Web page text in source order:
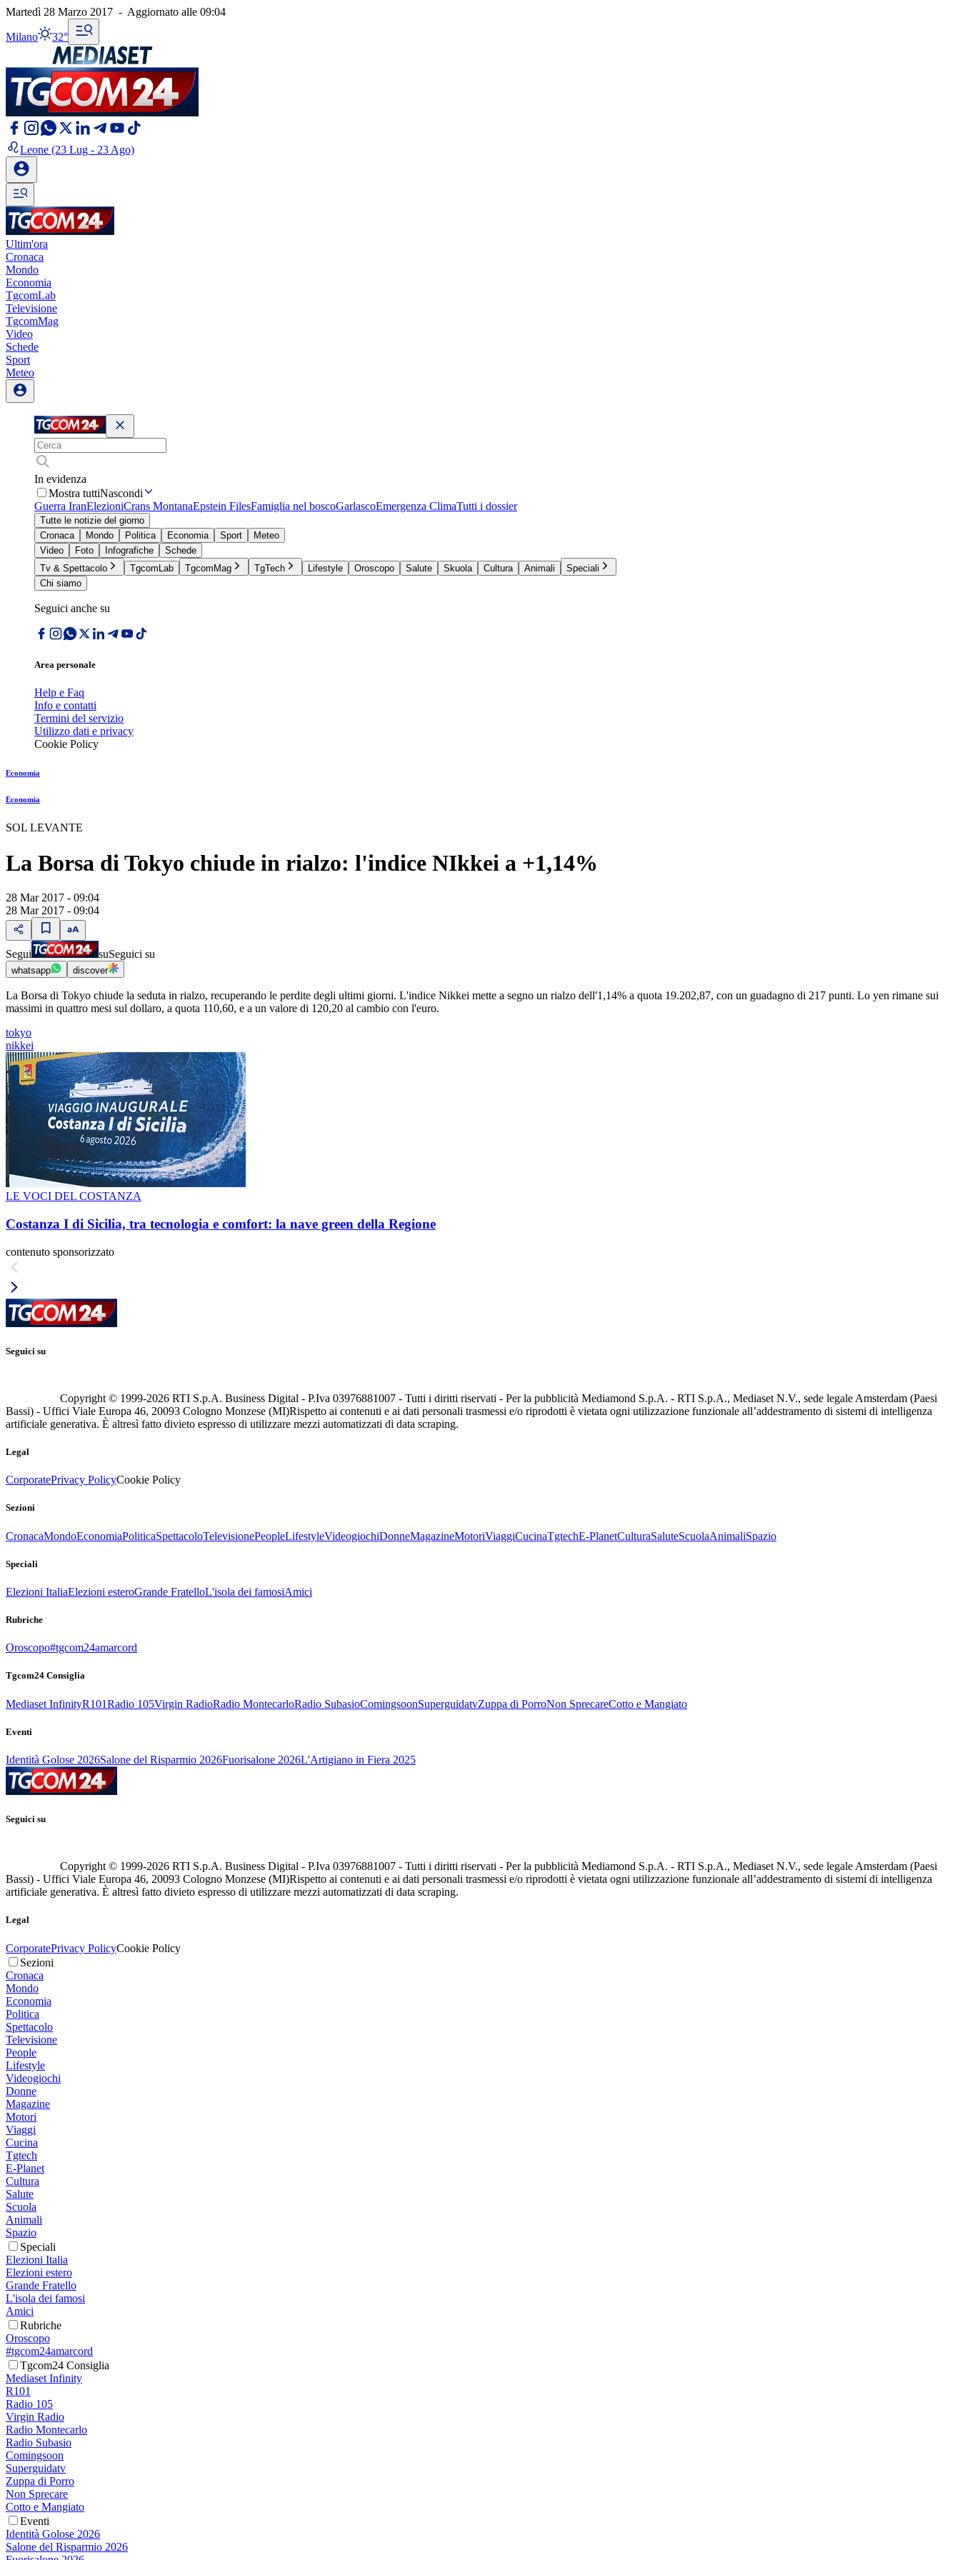
Martedì 28 Marzo 2017 - Aggiornato alle 09:04
Milano 32°
Leone (23 Lug - 23 Ago)
Ultim'ora
Cronaca
Mondo
Economia
TgcomLab
Televisione
TgcomMag
Video
Schede
Sport
Meteo
In evidenza
Mostra tuttiNascondi
Guerra IranElezioniCrans MontanaEpstein FilesFamiglia nel boscoGarlascoEmergenza ClimaTutti i dossier
Tutte le notizie del giorno
Cronaca
Mondo Politica Economia Sport
Meteo
Video
Foto Infografiche
Schede
Tv & Spettacolo
TgcomLab TgcomMag TgTech Lifestyle Oroscopo Salute Skuola Cultura Animali
Speciali
Chi siamo
Seguici anche su
Area personale
Help e Faq
Info e contatti
Termini del servizio
Utilizzo dati e privacy
Cookie Policy
Economia
Economia
SOL LEVANTE
La Borsa di Tokyo chiude in rialzo: l'indice NIkkei a +1,14%
28 Mar 2017 - 09:04
28 Mar 2017 - 09:04
Segui suSeguici su
whatsapp discover
La Borsa di Tokyo chiude la seduta in rialzo, recuperando le perdite degli ultimi giorni. L'indice Nikkei mette a segno un rialzo dell'1,14% a quota 19.202,87, con un guadagno di 217 punti. Lo yen rimane sui
massimi in quattro mesi sul dollaro, a quota 110,60, e a un valore di 120,20 al cambio con l'euro.
tokyo
nikkei
LE VOCI DEL COSTANZA
Costanza I di Sicilia, tra tecnologia e comfort: la nave green della Regione
contenuto sponsorizzato
Seguici su
Copyright © 1999-2026 RTI S.p.A. Business Digital - P.Iva 03976881007 - Tutti i diritti riservati - Per la pubblicità Mediamond S.p.A. - RTI S.p.A., Mediaset N.V., sede legale Amsterdam (Paesi
Bassi) - Uffici Viale Europa 46, 20093 Cologno Monzese (MI)Rispetto ai contenuti e ai dati personali trasmessi e/o riprodotti è vietata ogni utilizzazione funzionale all’addestramento di sistemi di intelligenza
artificiale generativa. È altresì fatto divieto espresso di utilizzare mezzi automatizzati di data scraping.
Legal
CorporatePrivacy PolicyCookie Policy
Sezioni
CronacaMondoEconomiaPoliticaSpettacoloTelevisionePeopleLifestyleVideogiochiDonneMagazineMotoriViaggiCucinaTgtechE-PlanetCulturaSaluteScuolaAnimaliSpazio
Speciali
Elezioni ItaliaElezioni esteroGrande FratelloL'isola dei famosiAmici
Rubriche
Oroscopo#tgcom24amarcord
Tgcom24 Consiglia
Mediaset InfinityR101Radio 105Virgin RadioRadio MontecarloRadio SubasioComingsoonSuperguidatvZuppa di PorroNon SprecareCotto e Mangiato
Eventi
Identità Golose 2026Salone del Risparmio 2026Fuorisalone 2026L'Artigiano in Fiera 2025
Seguici su
Copyright © 1999-2026 RTI S.p.A. Business Digital - P.Iva 03976881007 - Tutti i diritti riservati - Per la pubblicità Mediamond S.p.A. - RTI S.p.A., Mediaset N.V., sede legale Amsterdam (Paesi
Bassi) - Uffici Viale Europa 46, 20093 Cologno Monzese (MI)Rispetto ai contenuti e ai dati personali trasmessi e/o riprodotti è vietata ogni utilizzazione funzionale all’addestramento di sistemi di intelligenza
artificiale generativa. È altresì fatto divieto espresso di utilizzare mezzi automatizzati di data scraping.
Legal
CorporatePrivacy PolicyCookie Policy
Sezioni
Cronaca
Mondo
Economia
Politica
Spettacolo
Televisione
People
Lifestyle
Videogiochi
Donne
Magazine
Motori
Viaggi
Cucina
Tgtech
E-Planet
Cultura
Salute
Scuola
Animali
Spazio
Speciali
Elezioni Italia
Elezioni estero
Grande Fratello
L'isola dei famosi
Amici
Rubriche
Oroscopo
#tgcom24amarcord
Tgcom24 Consiglia
Mediaset Infinity
R101
Radio 105
Virgin Radio
Radio Montecarlo
Radio Subasio
Comingsoon
Superguidatv
Zuppa di Porro
Non Sprecare
Cotto e Mangiato
Eventi
Identità Golose 2026
Salone del Risparmio 2026